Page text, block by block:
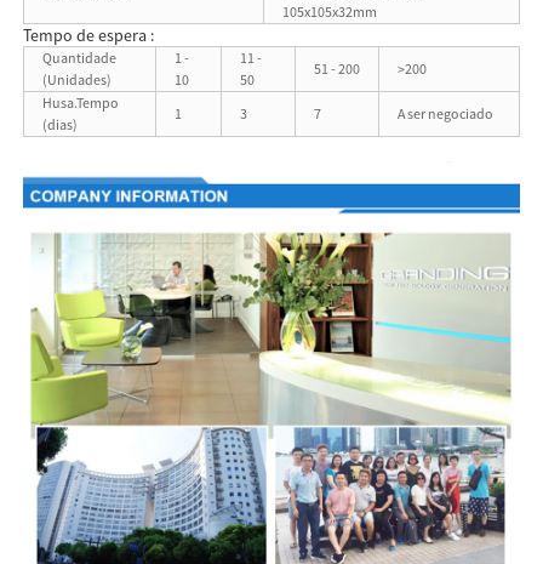
105x105x32mm
Tempo de espera :
Quantidade
(Unidades)
1 -
10
11 -
50
51 - 200
>200
Husa.Tempo
(dias)
1 3 7 A ser negociado